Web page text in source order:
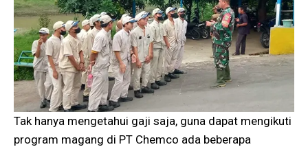
Tak hanya mengetahui gaji saja, guna dapat mengikuti
program magang di PT Chemco ada beberapa